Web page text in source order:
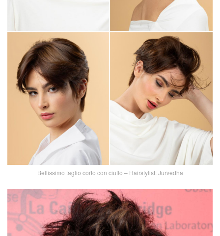
Bellissimo taglio corto con ciuffo – Hairstylist: Jurvedha